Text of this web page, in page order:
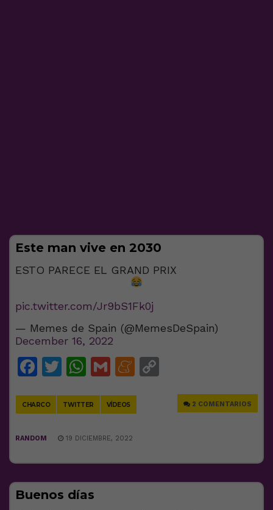
Este man vive en 2030
ESTO PARECE EL GRAND PRIX
pic.twitter.com/Jr9bS1Fk0j
— Memes de Spain (@MemesDeSpain)
December 16, 2022
Facebook
Twitter
WhatsApp
GmailMeneame
CHARCO TWITTER VÍDEOS 2 COMENTARIOS
RANDOM 19 DICIEMBRE, 2022
Buenos días